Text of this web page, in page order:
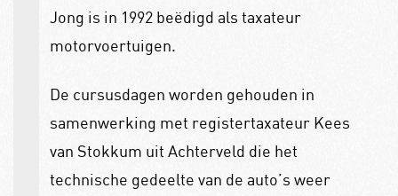
Jong is in 1992 beëdigd als taxateur
motorvoertuigen.
De cursusdagen worden gehouden in
samenwerking met registertaxateur Kees
van Stokkum uit Achterveld die het
technische gedeelte van de auto’s weer